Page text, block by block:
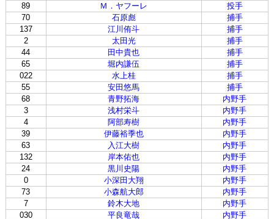
89
Ｍ．ヤフーレ
投手
70
石原彪
捕手
137
江川侑斗
捕手
2
太田光
捕手
44
田中貴也
捕手
65
堀内謙伍
捕手
022
水上桂
捕手
55
安田悠馬
捕手
68
青野拓海
内野手
3
浅村栄斗
内野手
4
阿部寿樹
内野手
39
伊藤裕季也
内野手
63
入江大樹
内野手
132
岸本佑也
内野手
24
黒川史陽
内野手
0
小深田大翔
内野手
73
小森航大郎
内野手
7
鈴木大地
内野手
030
平良竜哉
内野手